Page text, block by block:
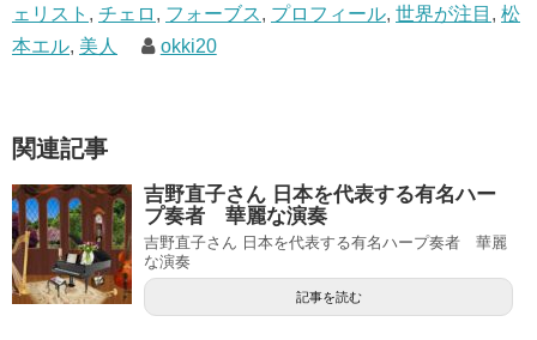
ェリスト , チェロ , フォーブス, プロフィール, 世界が注目 , 松
本エル, 美人 okki20
関連記事
吉野直子さん 日本を代表する有名ハー
プ奏者 華麗な演奏
吉野直子さん 日本を代表する有名ハープ奏者 華麗
な演奏
記事を読む